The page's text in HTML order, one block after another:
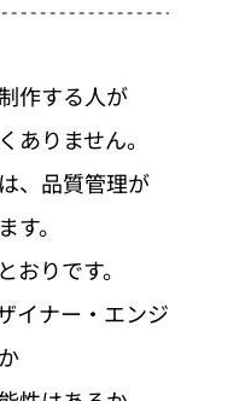
作する人が
ありません。
、品質管理が
。
おりです。
イナー・エンジ